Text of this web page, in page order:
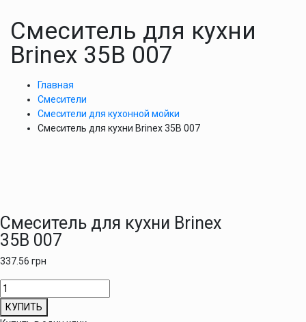
Смеситель для кухни
Brinex 35B 007
Главная
Смесители
Смесители для кухонной мойки
Смеситель для кухни Brinex 35B 007
Смеситель для кухни Brinex
35B 007
337.56 грн
Количество
товара
Смеситель
КУПИТЬ